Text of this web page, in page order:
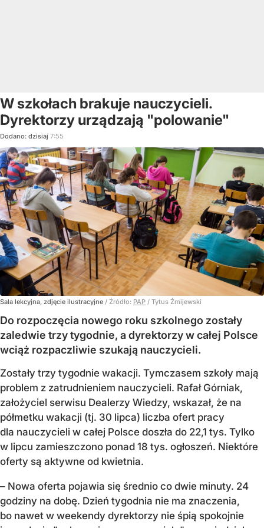
W szkołach brakuje nauczycieli.
Dyrektorzy urządzają "polowanie"
Dodano: dzisiaj 7:55
Sala lekcyjna, zdjęcie ilustracyjne / Źródło: PAP / Tytus Żmijewski
Do rozpoczęcia nowego roku szkolnego zostały
zaledwie trzy tygodnie, a dyrektorzy w całej Polsce
wciąż rozpaczliwie szukają nauczycieli.
Zostały trzy tygodnie wakacji. Tymczasem szkoły mają
problem z zatrudnieniem nauczycieli. Rafał Górniak,
założyciel serwisu Dealerzy Wiedzy, wskazał, że na
półmetku wakacji (tj. 30 lipca) liczba ofert pracy
dla nauczycieli w całej Polsce doszła do 22,1 tys. Tylko
w lipcu zamieszczono ponad 18 tys. ogłoszeń. Niektóre
oferty są aktywne od kwietnia.
– Nowa oferta pojawia się średnio co dwie minuty. 24
godziny na dobę. Dzień tygodnia nie ma znaczenia,
bo nawet w weekendy dyrektorzy nie śpią spokojnie